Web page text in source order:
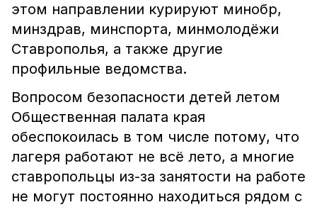
этом направлении курируют минобр,
минздрав, минспорта, минмолодёжи
Ставрополья, а также другие
профильные ведомства.
Вопросом безопасности детей летом
Общественная палата края
обеспокоилась в том числе потому, что
лагеря работают не всё лето, а многие
ставропольцы из-за занятости на работе
не могут постоянно находиться рядом с